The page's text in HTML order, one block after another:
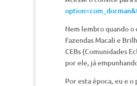
Nem lembro quando o
Fazendas Macali e
CEBs (Comunidades
por ele, já
Por esta época, eu e